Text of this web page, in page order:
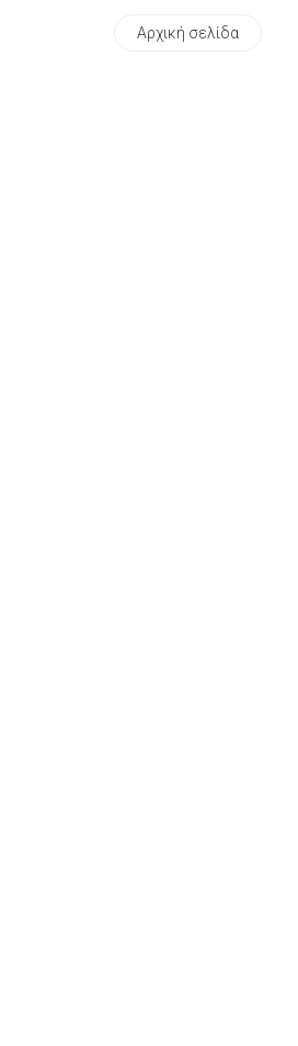
Αρχική σελίδα